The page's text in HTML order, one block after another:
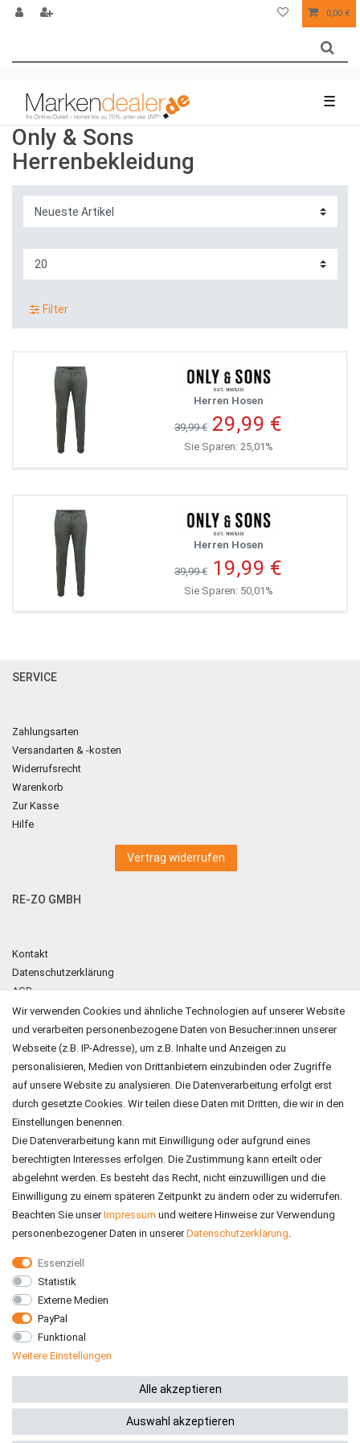
0,00 €
☰
Only & Sons
Herrenbekleidung
Filter
Herren Hosen
39,99 € 29,99 €
Sie Sparen: 25,01%
Herren Hosen
39,99 € 19,99 €
Sie Sparen: 50,01%
SERVICE
Zahlungsarten
Versandarten & -kosten
Widerrufsrecht
Warenkorb
Zur Kasse
Hilfe
Vertrag widerrufen
RE-ZO GMBH
Kontakt
Datenschutzerklärung
AGB
Impressum
ZAHLUNGSARTEN
VERSAND
*Alle Preise inkl. gesetzlicher MwSt. zzgl. Versandkosten
Wir verwenden Cookies und ähnliche Technologien auf unserer Website
und verarbeiten personenbezogene Daten von Besucher:innen unserer
Webseite (z.B. IP-Adresse), um z.B. Inhalte und Anzeigen zu
personalisieren, Medien von Drittanbietern einzubinden oder Zugriffe
auf unsere Website zu analysieren. Die Datenverarbeitung erfolgt erst
durch gesetzte Cookies. Wir teilen diese Daten mit Dritten, die wir in den
Einstellungen benennen.
Die Datenverarbeitung kann mit Einwilligung oder aufgrund eines
berechtigten Interesses erfolgen. Die Zustimmung kann erteilt oder
abgelehnt werden. Es besteht das Recht, nicht einzuwilligen und die
Einwilligung zu einem späteren Zeitpunkt zu ändern oder zu widerrufen.
Beachten Sie unserImpressum und weitere Hinweise zur Verwendung
personenbezogener Daten in unsererDaten­schutz­erklärung.
Essenziell
Statistik
Externe Medien
PayPal
Funktional
Weitere Einstellungen
Alle akzeptieren
Auswahl akzeptieren